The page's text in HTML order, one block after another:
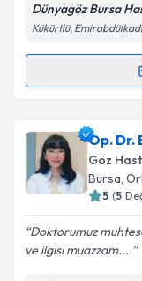
Kişisel
Metni'ni
Dünyagöz Bursa
Kükürtlü,
Randevu
Prof. Dr.
oluşturun. Size
takvim
Op. Dr.
Göz
Bursa,
5 (5
Doktorumuz
ve ilgisi muazzam....